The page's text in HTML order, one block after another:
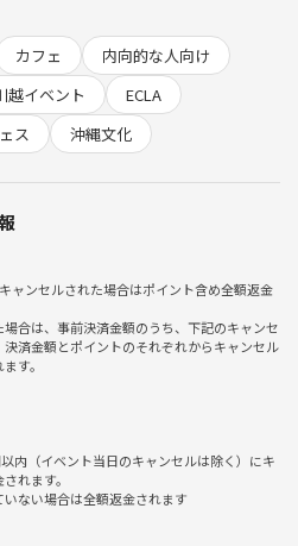
むため）
でお願いします
ebisu/
カフェ
内向的な人向け
越イベント
ECLA
ス 沖縄文化
ャンセルされた場合はポイント含め全額返金
場合は、事前決済金額のうち、下記のキャンセ
済金額とポイントのそれぞれからキャンセル
す。
内（イベント当日のキャンセルは除く）にキ
れます。
ない場合は全額返金されます